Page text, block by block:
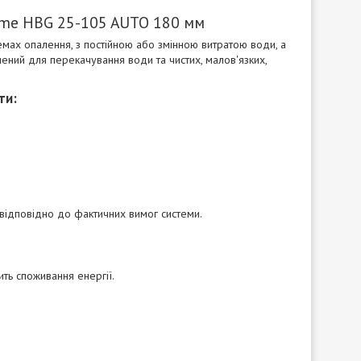
HBG 25-105 AUTO 180 мм
опалення, з постійною або змінною витратою води, а
для перекачування води та чистих, малов'язких,
до фактичних вимог системи.
споживання енергії.